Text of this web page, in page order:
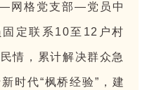
网格党支部—党员中
定联系10至12户村
情，累计解决群众急
时代“枫桥经验”，建